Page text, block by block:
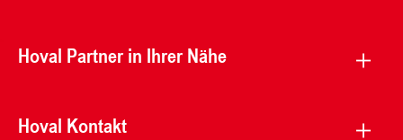
Hoval Partner in Ihrer Nähe
Hoval Kontakt